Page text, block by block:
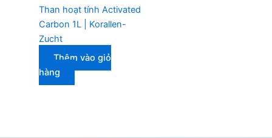
Than hoạt tính Activated
Carbon 1L | Korallen-
Zucht
Thêm vào giỏ
hàng